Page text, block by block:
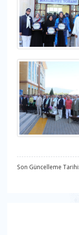
Son Güncelleme